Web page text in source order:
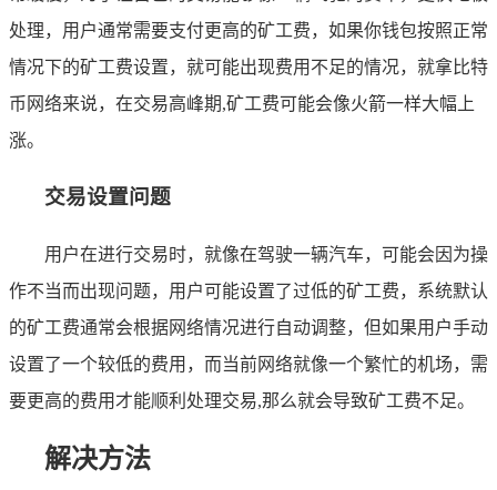
处理，用户通常需要支付更高的矿工费，如果你钱包按照正常
情况下的矿工费设置，就可能出现费用不足的情况，就拿比特
币网络来说，在交易高峰期,矿工费可能会像火箭一样大幅上
涨。
交易设置问题
用户在进行交易时，就像在驾驶一辆汽车，可能会因为操
作不当而出现问题，用户可能设置了过低的矿工费，系统默认
的矿工费通常会根据网络情况进行自动调整，但如果用户手动
设置了一个较低的费用，而当前网络就像一个繁忙的机场，需
要更高的费用才能顺利处理交易,那么就会导致矿工费不足。
解决方法